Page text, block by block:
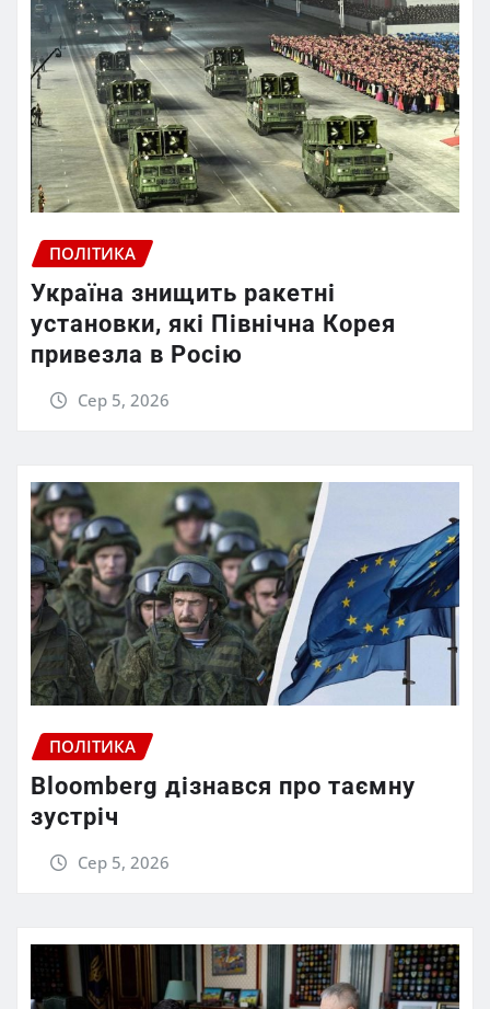
ПОЛІТИКА
Україна знищить ракетні
установки, які Північна Корея
привезла в Росію
Сер 5, 2026
ПОЛІТИКА
Bloomberg дізнався про таємну
зустріч
Сер 5, 2026